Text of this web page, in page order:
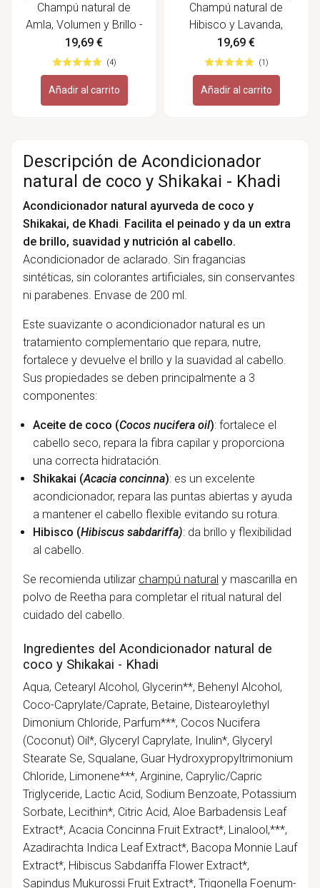
Champú natural de
Amla, Volumen y Brillo -
Khadi
19,69 €
(4)
Añadir al carrito
Champú natural de
Hibisco y Lavanda,
Sensible - Khadi
19,69 €
(1)
Añadir al carrito
Descripción de Acondicionador
natural de coco y Shikakai - Khadi
Acondicionador natural ayurveda de coco y
Shikakai, de Khadi. Facilita el peinado y da un extra
de brillo, suavidad y nutrición al cabello.
Acondicionador de aclarado. Sin fragancias
sintéticas, sin colorantes artificiales, sin conservantes
ni parabenes. Envase de 200 ml.
Este suavizante o acondicionador natural es un
tratamiento complementario que repara, nutre,
fortalece y devuelve el brillo y la suavidad al cabello.
Sus propiedades se deben principalmente a 3
componentes:
Aceite de coco (Cocos nucifera oil): fortalece el
cabello seco, repara la fibra capilar y proporciona
una correcta hidratación.
Shikakai (Acacia concinna): es un excelente
acondicionador, repara las puntas abiertas y ayuda
a mantener el cabello flexible evitando su rotura.
Hibisco (Hibiscus sabdariffa): da brillo y flexibilidad
al cabello.
Se recomienda utilizar champú natural y mascarilla en
polvo de Reetha para completar el ritual natural del
cuidado del cabello.
Ingredientes del Acondicionador natural de
coco y Shikakai - Khadi
Aqua, Cetearyl Alcohol, Glycerin**, Behenyl Alcohol,
Coco-Caprylate/Caprate, Betaine, Distearoylethyl
Dimonium Chloride, Parfum***, Cocos Nucifera
(Coconut) Oil*, Glyceryl Caprylate, Inulin*, Glyceryl
Stearate Se, Squalane, Guar Hydroxypropyltrimonium
Chloride, Limonene***, Arginine, Caprylic/Capric
Triglyceride, Lactic Acid, Sodium Benzoate, Potassium
Sorbate, Lecithin*, Citric Acid, Aloe Barbadensis Leaf
Extract*, Acacia Concinna Fruit Extract*, Linalool,***,
Azadirachta Indica Leaf Extract*, Bacopa Monnie Lauf
Extract*, Hibiscus Sabdariffa Flower Extract*,
Sapindus Mukurossi Fruit Extract*, Trigonella Foenum-